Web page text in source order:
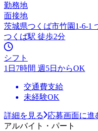
勤務地
面接地
茨城県つくば市竹園1-6-1
つくば駅 徒歩2分
シフト
1日7時間 週5日からOK
交通費支給
未経験OK
詳細を見る
応募画面に進
アルバイト・パート